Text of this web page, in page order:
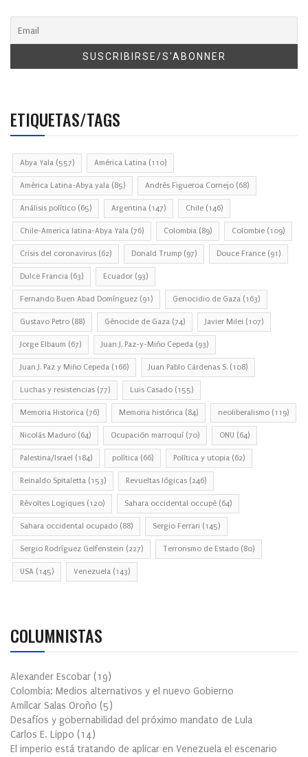
ETIQUETAS/TAGS
Abya Yala (557) América Latina (110)
América Latina-Abya yala (85) Andrés Figueroa Cornejo (68)
Análisis político (65) Argentina (147) Chile (146)
Chile-America latina-Abya Yala (76) Colombia (89) Colombie (109)
Crisis del coronavirus (62) Donald Trump (97) Douce France (91)
Dulce Francia (63) Ecuador (93)
Fernando Buen Abad Domínguez (91) Genocidio de Gaza (163)
Gustavo Petro (88) Génocide de Gaza (74) Javier Milei (107)
Jorge Elbaum (67) Juan J. Paz-y-Miño Cepeda (93)
Juan J. Paz y Miño Cepeda (166) Juan Pablo Cárdenas S. (108)
Luchas y resistencias (77) Luis Casado (155)
Memoria Historica (76) Memoria histórica (84) neoliberalismo (119)
Nicolás Maduro (64) Ocupación marroquí (70) ONU (64)
Palestina/Israel (184) política (66) Política y utopia (62)
Reinaldo Spitaletta (153) Revueltas lógicas (246)
Révoltes Logiques (120) Sahara occidental occupé (64)
Sahara occidental ocupado (88) Sergio Ferrari (145)
Sergio Rodríguez Gelfenstein (227) Terrorismo de Estado (80)
USA (145) Venezuela (143)
COLUMNISTAS
Alexander Escobar (19)
Colombia: Medios alternativos y el nuevo Gobierno
Amílcar Salas Oroño (5)
Desafíos y gobernabilidad del próximo mandato de Lula
Carlos E. Lippo (14)
El imperio está tratando de aplicar en Venezuela el escenario